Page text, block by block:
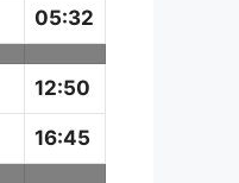
05:32
12:50
16:45